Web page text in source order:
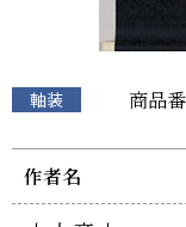
軸装 商品
作者名